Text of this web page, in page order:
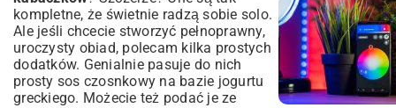
kompletne, że świetnie radzą sobie solo.
Ale jeśli chcecie stworzyć pełnoprawny,
uroczysty obiad, polecam kilka prostych
dodatków. Genialnie pasuje do nich
prosty sos czosnkowy na bazie jogurtu
greckiego. Możecie też podać je ze